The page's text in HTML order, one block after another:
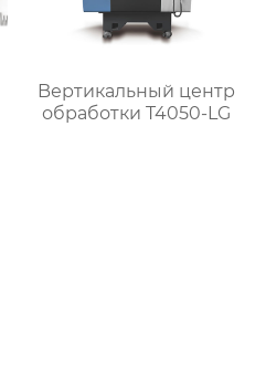
Bертикальный центр
обработки T4050-LG